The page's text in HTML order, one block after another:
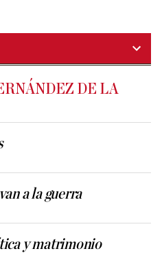
DE LA
a la guerra
y matrimonio